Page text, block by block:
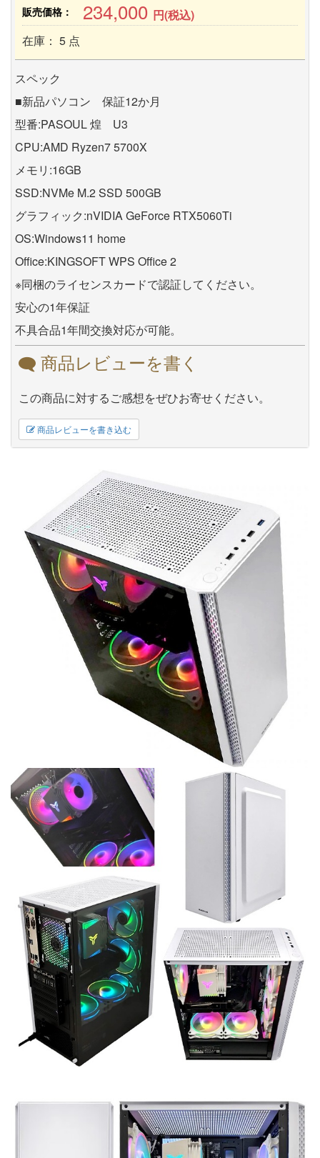
販売価格： 234,000 円(税込)
在庫： 5 点
スペック
■新品パソコン 保証12か月
型番:PASOUL 煌 U3
CPU:AMD Ryzen7 5700X
メモリ:16GB
SSD:NVMe M.2 SSD 500GB
グラフィック:nVIDIA GeForce RTX5060Ti
OS:Windows11 home
Office:KINGSOFT WPS Office 2
※同梱のライセンスカードで認証してください。
安心の1年保証
不具合品1年間交換対応が可能。
商品レビューを書く
この商品に対するご感想をぜひお寄せください。
商品レビューを書き込む